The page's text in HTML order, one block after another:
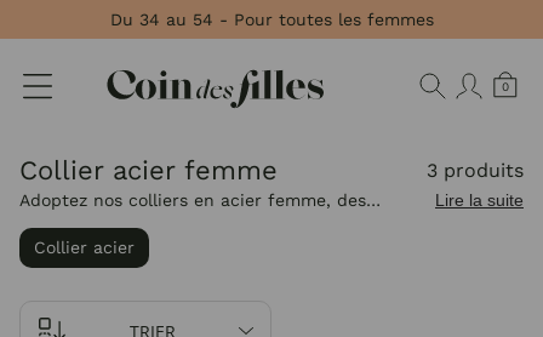
Du 34 au 54 - Pour toutes les femmes
0
Collier acier femme 3 produits
Adoptez nos colliers en acier femme, des
modèles élégants et faciles à assortir qui
apportent une touche moderne à vos tenues du
Lire la suite
Collier acier
TRIER
Panneau de gestion des cookies